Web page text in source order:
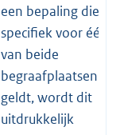
een bepaling die
specifiek voor één
van beide
begraafplaatsen
geldt, wordt dit
uitdrukkelijk